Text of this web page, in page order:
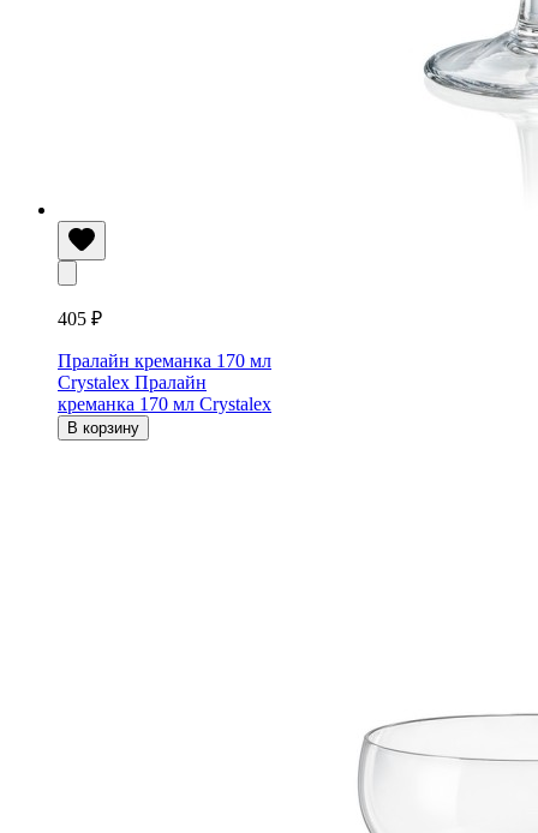
405 ₽
Пралайн креманка 170 мл
Crystalex Пралайн
креманка 170 мл Crystalex
В корзину